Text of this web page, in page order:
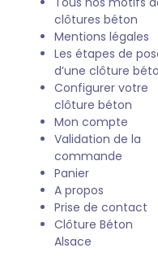
clôtures béton
Mentions légales
Les étapes de
d’une clôture
Configurer votre
clôture béton
Mon compte
Validation de la
commande
Panier
A propos
Prise de contact
Clôture Béton
Alsace